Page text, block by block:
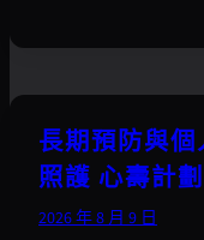
長期預防與
照護 心壽計
2026 年 8 月 9 日